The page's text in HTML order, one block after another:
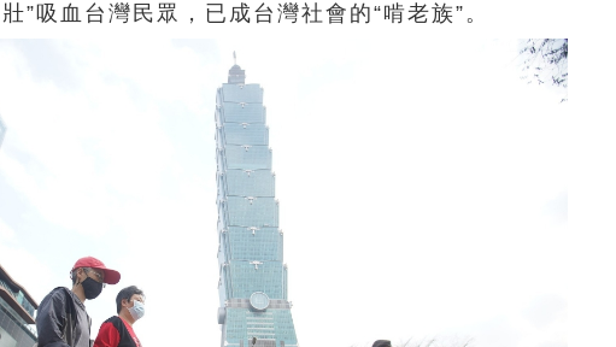
”吸血台灣民眾，已成台灣社會的“啃老族”。